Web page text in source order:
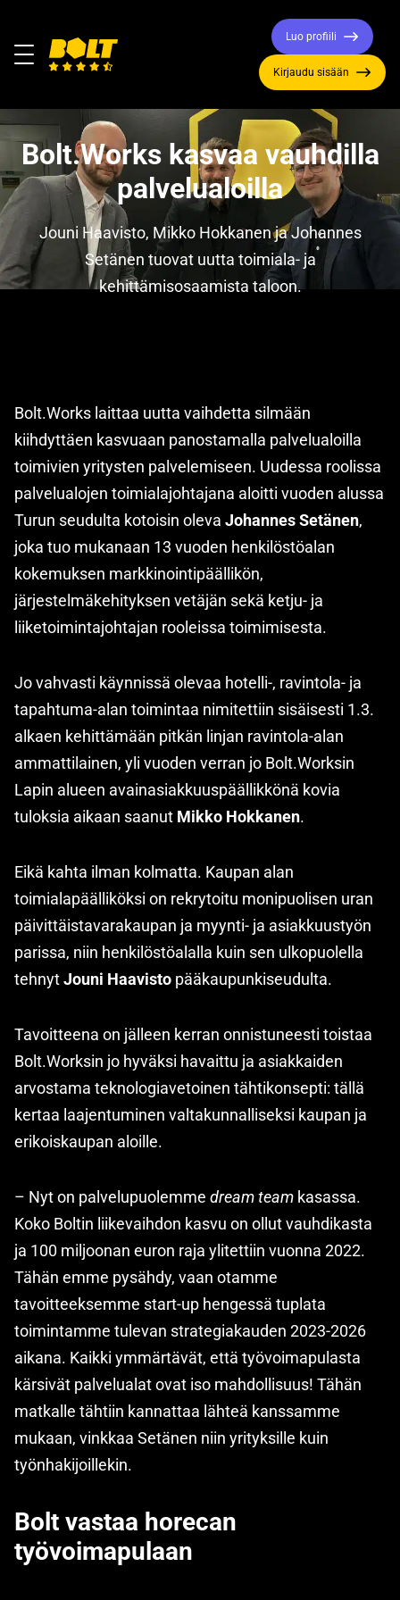
Valikko
etusivulle
Luo profiili
Kirjaudu sisään
Bolt.Works kasvaa vauhdilla
palvelualoilla
Jouni Haavisto, Mikko Hokkanen ja Johannes
Setänen tuovat uutta toimiala- ja
kehittämisosaamista taloon.
Bolt.Works laittaa uutta vaihdetta silmään
kiihdyttäen kasvuaan panostamalla palvelualoilla
toimivien yritysten palvelemiseen. Uudessa roolissa
palvelualojen toimialajohtajana aloitti vuoden alussa
Turun seudulta kotoisin oleva Johannes Setänen,
joka tuo mukanaan 13 vuoden henkilöstöalan
kokemuksen markkinointipäällikön,
järjestelmäkehityksen vetäjän sekä ketju- ja
liiketoimintajohtajan rooleissa toimimisesta.
Jo vahvasti käynnissä olevaa hotelli-, ravintola- ja
tapahtuma-alan toimintaa nimitettiin sisäisesti 1.3.
alkaen kehittämään pitkän linjan ravintola-alan
ammattilainen, yli vuoden verran jo Bolt.Worksin
Lapin alueen avainasiakkuuspäällikkönä kovia
tuloksia aikaan saanut Mikko Hokkanen.
Eikä kahta ilman kolmatta. Kaupan alan
toimialapäälliköksi on rekrytoitu monipuolisen uran
päivittäistavarakaupan ja myynti- ja asiakkuustyön
parissa, niin henkilöstöalalla kuin sen ulkopuolella
tehnytJouni Haavisto pääkaupunkiseudulta.
Tavoitteena on jälleen kerran onnistuneesti toistaa
Bolt.Worksin jo hyväksi havaittu ja asiakkaiden
arvostama teknologiavetoinen tähtikonsepti: tällä
kertaa laajentuminen valtakunnalliseksi kaupan ja
erikoiskaupan aloille.
– Nyt on palvelupuolemme dream team kasassa.
Koko Boltin liikevaihdon kasvu on ollut vauhdikasta
ja 100 miljoonan euron raja ylitettiin vuonna 2022.
Tähän emme pysähdy, vaan otamme
tavoitteeksemme start-up hengessä tuplata
toimintamme tulevan strategiakauden 2023-2026
aikana. Kaikki ymmärtävät, että työvoimapulasta
kärsivät palvelualat ovat iso mahdollisuus! Tähän
matkalle tähtiin kannattaa lähteä kanssamme
mukaan, vinkkaa Setänen niin yrityksille kuin
työnhakijoillekin.
Bolt vastaa horecan
työvoimapulaan